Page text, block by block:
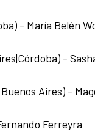
- María Belén
-
Aires) -
Ferreyra